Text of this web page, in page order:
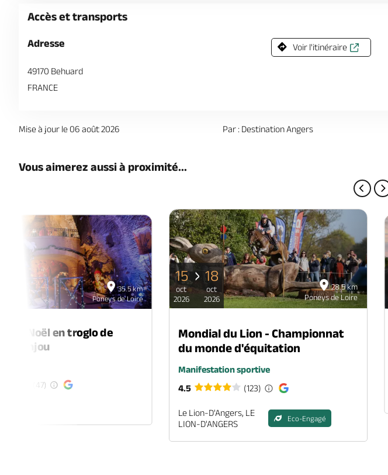
Accès et transports
Adresse
49170 Behuard
FRANCE
Voir l'itinéraire
Mise à jour le 06 août 2026 Par : Destination Angers
Vous aimerez aussi à proximité...
35.5 km
Poneys de Loire
de Noël en troglo de
en-Anjou
(47)
28.5 km
Poneys de Loire
15
oct
2026
18
oct
2026
Mondial du Lion - Championnat
du monde d'équitation
Manifestation sportive
4.5
(123)
Le Lion-D'Angers, LE
LION-D'ANGERS
Eco-Engagé